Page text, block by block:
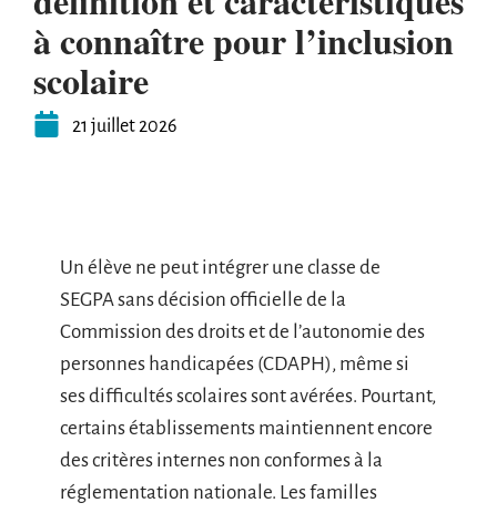
à connaître pour l’inclusion
scolaire
21 juillet 2026
Un élève ne peut intégrer une classe de
SEGPA sans décision officielle de la
Commission des droits et de l’autonomie des
personnes handicapées (CDAPH), même si
ses difficultés scolaires sont avérées. Pourtant,
certains établissements maintiennent encore
des critères internes non conformes à la
réglementation nationale. Les familles